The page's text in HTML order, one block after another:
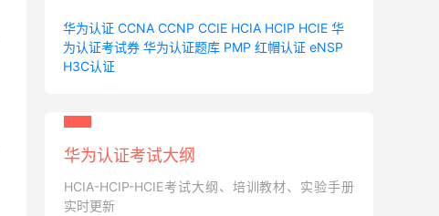
华为认证 CCNA CCNP CCIE HCIA HCIP HCIE 华
为认证考试券 华为认证题库 PMP 红帽认证 eNSP
H3C认证
华为认证考试大纲
HCIA-HCIP-HCIE考试大纲、培训教材、实验手册
实时更新